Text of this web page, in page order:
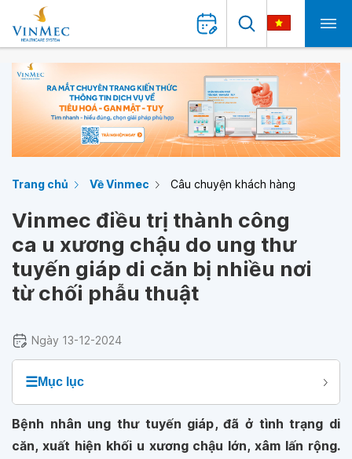
Trang chủ Về Vinmec Câu chuyện khách hàng
Vinmec điều trị thành công
ca u xương chậu do ung thư
tuyến giáp di căn bị nhiều nơi
từ chối phẫu thuật
Ngày 13-12-2024
☰Mục lục
Bệnh nhân ung thư tuyến giáp, đã ở tình trạng di
căn, xuất hiện khối u xương chậu lớn, xâm lấn rộng.